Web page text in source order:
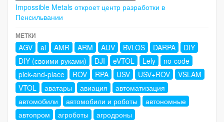
Impossible Metals откроет центр разработки в
Пенсильвании
МЕТКИ
AGV ai AMR ARM AUV BVLOS DARPA
DIY
DIY (своими руками)
DJI eVTOL Lely
no-code
pick-and-place
ROV RPA USV USV+ROV
VSLAM
VTOL
аватары авиация
автоматизация
автомобили
автомобили и роботы
автономные
автопром
агроботы
агродроны